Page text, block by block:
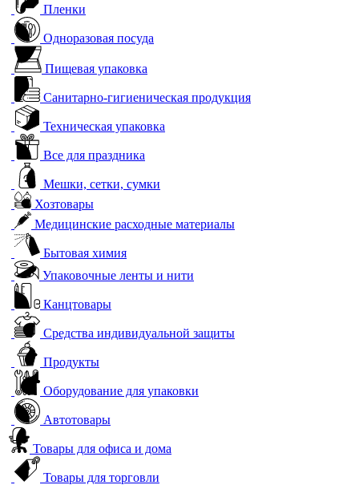
Пленки
Одноразовая посуда
Пищевая упаковка
Санитарно-гигиеническая продукция
Техническая упаковка
Все для праздника
Мешки, сетки, сумки
Хозтовары
Медицинские расходные материалы
Бытовая химия
Упаковочные ленты и нити
Канцтовары
Средства индивидуальной защиты
Продукты
Оборудование для упаковки
Автотовары
Товары для офиса и дома
Товары для торговли